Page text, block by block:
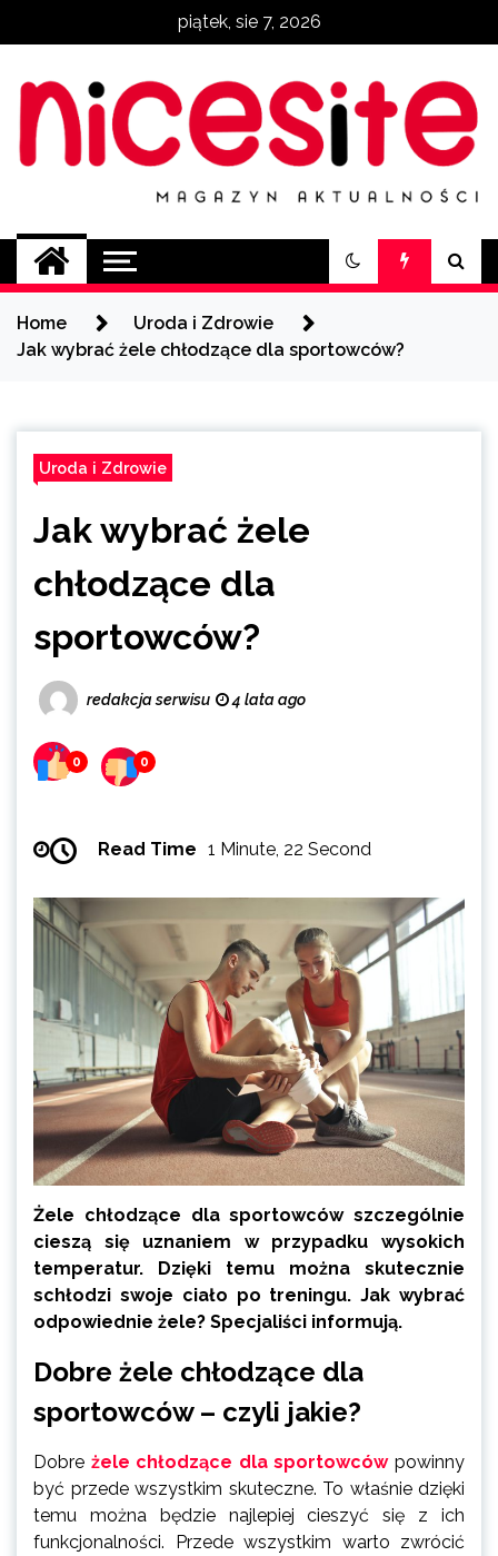
piątek, sie 7, 2026
NiceSite.com.pl
magazyn aktualności
Home
Uroda i Zdrowie
Jak wybrać żele chłodzące dla sportowców?
Uroda i Zdrowie
Jak wybrać żele
chłodzące dla
sportowców?
redakcja serwisu 4 lata ago
0 0
Read Time 1 Minute, 22 Second
Żele chłodzące dla sportowców szczególnie
cieszą się uznaniem w przypadku wysokich
temperatur. Dzięki temu można skutecznie
schłodzi swoje ciało po treningu. Jak wybrać
odpowiednie żele? Specjaliści informują.
Dobre żele chłodzące dla
sportowców – czyli jakie?
Dobre żele chłodzące dla sportowcówpowinny
być przede wszystkim skuteczne. To właśnie dzięki
temu można będzie najlepiej cieszyć się z ich
funkcjonalności. Przede wszystkim warto zwrócić